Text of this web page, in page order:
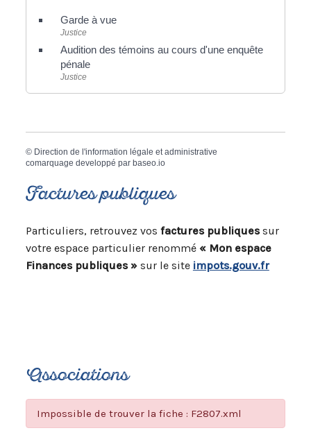
Garde à vue
Justice
Audition des témoins au cours d'une enquête
pénale
Justice
© Direction de l'information légale et administrative
comarquage developpé par baseo.io
Factures publiques
Particuliers, retrouvez vos factures publiquessur
votre espace particulier renommé « Mon espace
Finances publiques »sur le site impots.gouv.fr
Associations
Impossible de trouver la fiche : F2807.xml